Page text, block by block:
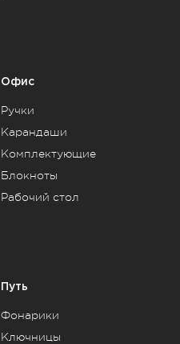
Офис
Ручки
Карандаши
Комплектующие
Блокноты
Рабочий стол
Путь
Фонарики
Ключницы